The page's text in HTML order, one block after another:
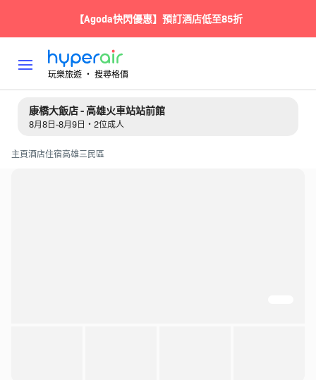
【Agoda快閃優惠】預訂酒店低至85折
玩樂旅遊 ‧ 搜尋格價
康橋大飯店 - 高雄火車站站前館
8月8日-8月9日・2位成人
主頁酒店住宿高雄三民區